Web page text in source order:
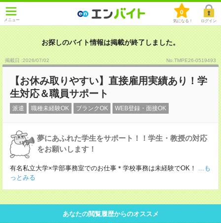
メニュー
0
気になる！ ログイン
お探しのバイト情報は掲載が終了しました。
掲載日 :2026/07/02 No.TMPE26-0519493
【お休み取りやすい】直接雇用実績あり！学
生対応＆職員サポート
派遣 職種未経験OK ブランクOK WEB登録・面接OK
夢にあふれた学生をサポート！！学生・教授の対応
をお願いします！
有名私立大学×学部事務室でのお仕事＊学校事務は未経験でOK！
...も
っとみる
あなたの閲覧履歴からのオススメ